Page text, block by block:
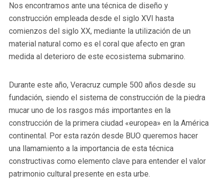
Nos encontramos ante una técnica de diseño y
construcción empleada desde el siglo XVI hasta
comienzos del siglo XX, mediante la utilización de un
material natural como es el coral que afecto en gran
medida al deterioro de este ecosistema submarino.
Durante este año, Veracruz cumple 500 años desde su
fundación, siendo el sistema de construcción de la piedra
mucar uno de los rasgos más importantes en la
construcción de la primera ciudad «europea» en la América
continental. Por esta razón desde BUO queremos hacer
una llamamiento a la importancia de esta técnica
constructivas como elemento clave para entender el valor
patrimonio cultural presente en esta urbe.